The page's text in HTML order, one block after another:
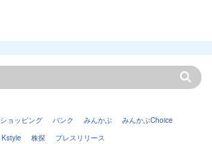
ショッピング バンク みんかぶ
みんかぶChoice
Kstyle
株探 プレスリリース